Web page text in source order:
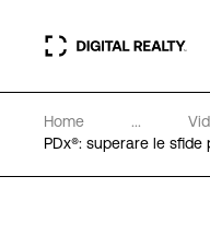
Data center
Home ...
PDx®: superare le